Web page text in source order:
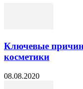
Ключевые
косметики
08.08.2020